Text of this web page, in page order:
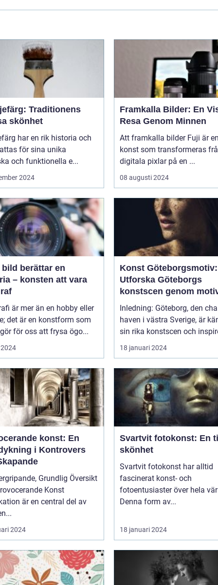
Traditionens
skönhet
har en rik historia och
för sina unika
och funktionella e...
2024
Framkalla Bilder: En
Resa Genom Minnen
Att framkalla bilder Fuji är
konst som transformeras
digitala pixlar på en ...
08 augusti 2024
bild berättar en
– konsten att vara
är mer än en hobby eller
det är en konstform som
för oss att frysa ögo...
Konst Göteborgsmotiv:
Utforska Göteborgs
konstscen genom
målningar
Inledning: Göteborg, den
haven i västra Sverige, är
sin rika konstscen och
18 januari 2024
konst: En
i Kontrovers
Grundlig Översikt
Konst
är en central del av
2024
Svartvit fotokonst: En
skönhet
Svartvit fotokonst har alltid
fascinerat konst- och
fotoentusiaster över hela
Denna form av...
18 januari 2024